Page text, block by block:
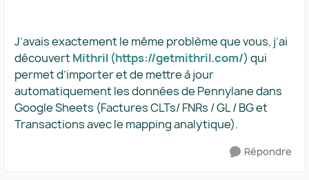
J’avais exactement le même problème que vous, j’ai
découvert Mithril (https://getmithril.com/) qui
permet d’importer et de mettre à jour
automatiquement les données de Pennylane dans
Google Sheets (Factures CLTs/ FNRs / GL / BG et
Transactions avec le mapping analytique).
Répondre